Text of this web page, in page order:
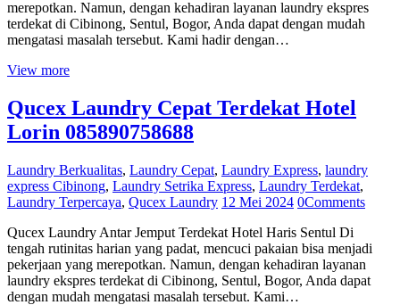
merepotkan. Namun, dengan kehadiran layanan laundry ekspres
terdekat di Cibinong, Sentul, Bogor, Anda dapat dengan mudah
mengatasi masalah tersebut. Kami hadir dengan…
View more
Qucex Laundry Cepat Terdekat Hotel
Lorin 085890758688
Laundry Berkualitas, Laundry Cepat, Laundry Express, laundry
express Cibinong, Laundry Setrika Express, Laundry Terdekat,
Laundry Terpercaya, Qucex Laundry 12 Mei 2024 0Comments
Qucex Laundry Antar Jemput Terdekat Hotel Haris Sentul Di
tengah rutinitas harian yang padat, mencuci pakaian bisa menjadi
pekerjaan yang merepotkan. Namun, dengan kehadiran layanan
laundry ekspres terdekat di Cibinong, Sentul, Bogor, Anda dapat
dengan mudah mengatasi masalah tersebut. Kami…